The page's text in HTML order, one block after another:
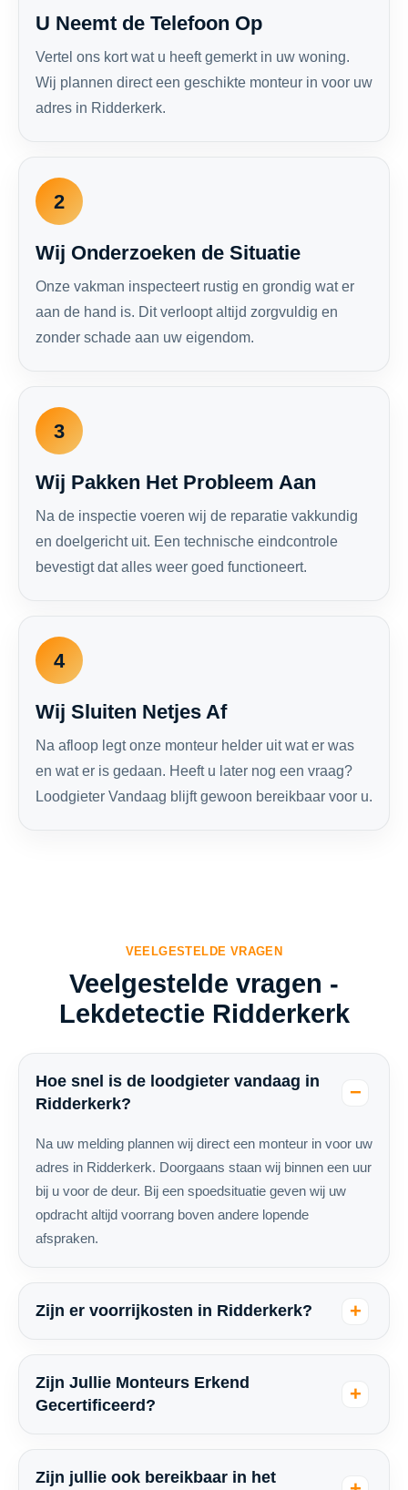
U Neemt de Telefoon Op
Vertel ons kort wat u heeft gemerkt in uw woning.
Wij plannen direct een geschikte monteur in voor uw
adres in Ridderkerk.
2
Wij Onderzoeken de Situatie
Onze vakman inspecteert rustig en grondig wat er
aan de hand is. Dit verloopt altijd zorgvuldig en
zonder schade aan uw eigendom.
3
Wij Pakken Het Probleem Aan
Na de inspectie voeren wij de reparatie vakkundig
en doelgericht uit. Een technische eindcontrole
bevestigt dat alles weer goed functioneert.
4
Wij Sluiten Netjes Af
Na afloop legt onze monteur helder uit wat er was
en wat er is gedaan. Heeft u later nog een vraag?
Loodgieter Vandaag blijft gewoon bereikbaar voor u.
VEELGESTELDE VRAGEN
Veelgestelde vragen -
Lekdetectie Ridderkerk
Hoe snel is de loodgieter vandaag in
Ridderkerk?
Na uw melding plannen wij direct een monteur in voor uw
adres in Ridderkerk. Doorgaans staan wij binnen een uur
bij u voor de deur. Bij een spoedsituatie geven wij uw
opdracht altijd voorrang boven andere lopende
afspraken.
Zijn er voorrijkosten in Ridderkerk?
Zijn Jullie Monteurs Erkend
Gecertificeerd?
Zijn jullie ook bereikbaar in het